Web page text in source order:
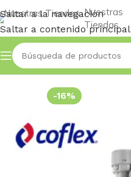
Saltar a la navegación
Saltar a contenido principal
Nuestras
Tiendas
Inicio Accessories
-16%